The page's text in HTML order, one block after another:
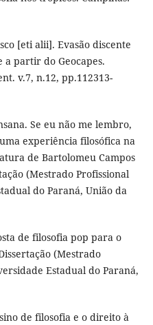
[eti alii]. Evasão discente
a partir do Geocapes.
v.7, n.12, pp.112313-
Se eu não me lembro,
experiência filosófica na
de Bartolomeu Campos
(Mestrado Profissional
do Paraná, União da
de filosofia pop para o
(Mestrado
Estadual do Paraná,
de filosofia e o direito à